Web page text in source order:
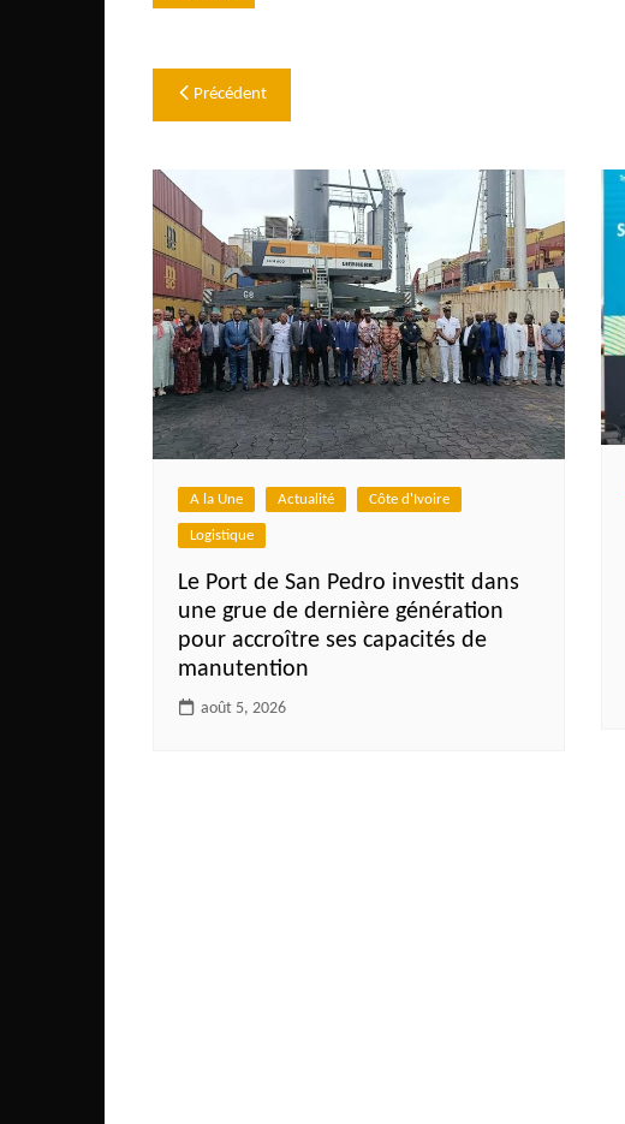
Navigation
l’article
Précédent
A la Une Actualité Côte d'Ivoire
Logistique
Le Port de San Pedro investit dans
une grue de dernière génération
pour accroître ses capacités de
manutention
août 5, 2026